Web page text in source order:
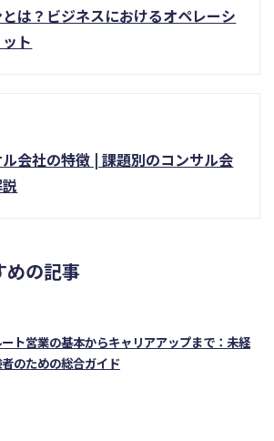
は？ビジネスにおけるオペレーシ
ト
会社の特徴 | 課題別のコンサル会
めの記事
ト営業の基本からキャリアアップまで：未経
のための総合ガイド